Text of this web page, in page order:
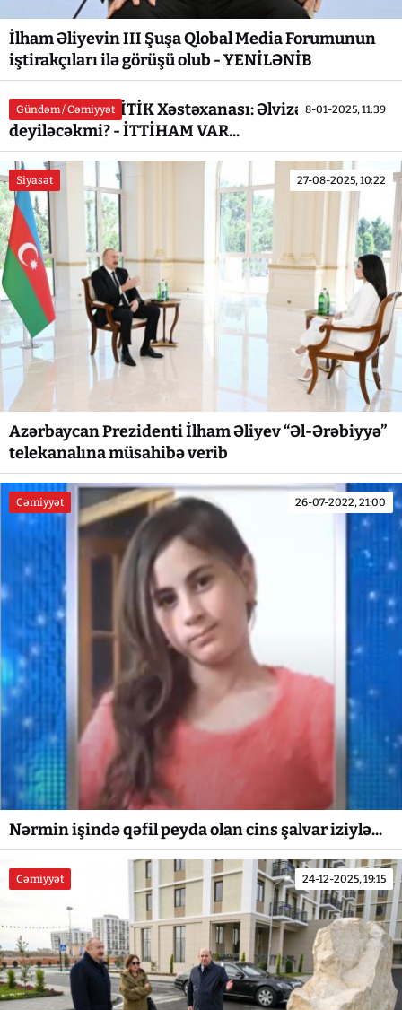
İlham Əliyevin III Şuşa Qlobal Media Forumunun
iştirakçıları ilə görüşü olub - YENİLƏNİB
Gündəm / Cəmiyyət 8-01-2025, 11:39
Respublika KRİTİK Xəstəxanası: Əlvizə `ƏLVİDA`
deyiləcəkmi? - İTTİHAM VAR...
Siyasət 27-08-2025, 10:22
Azərbaycan Prezidenti İlham Əliyev “Əl-Ərəbiyyə”
telekanalına müsahibə verib
Cəmiyyət 26-07-2022, 21:00
Nərmin işində qəfil peyda olan cins şalvar iziylə...
Cəmiyyət 24-12-2025, 19:15